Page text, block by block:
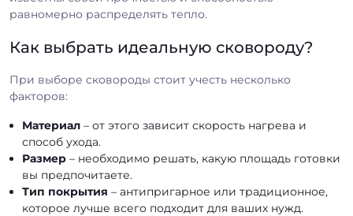
равномерно распределять тепло.
Как выбрать идеальную сковороду?
При выборе сковороды стоит учесть несколько
факторов:
Материал – от этого зависит скорость нагрева и
способ ухода.
Размер – необходимо решать, какую площадь готовки
вы предпочитаете.
Тип покрытия – антипригарное или традиционное,
которое лучше всего подходит для ваших нужд.